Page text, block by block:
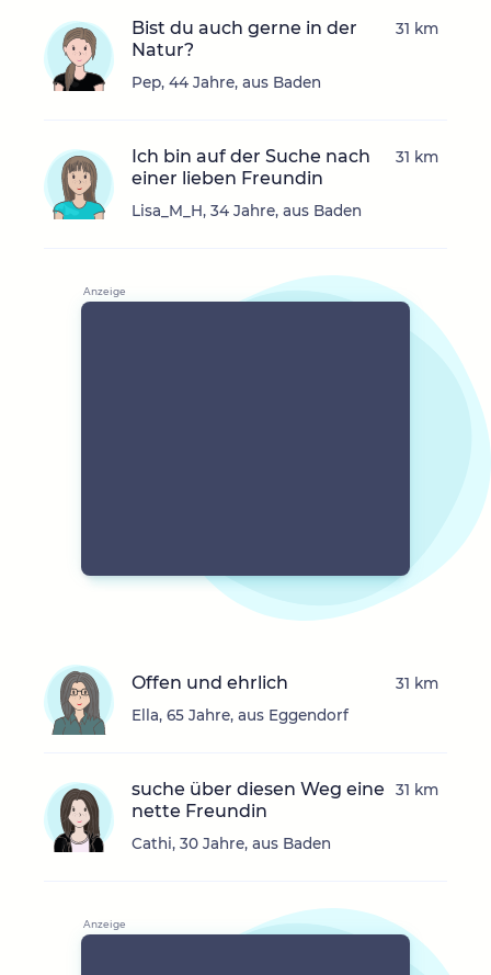
Bist du auch gerne in der
Natur?
Pep, 44 Jahre, aus Baden
31 km
Ich bin auf der Suche nach
einer lieben Freundin
Lisa_M_H, 34 Jahre, aus Baden
31 km
Offen und ehrlich
Ella, 65 Jahre, aus Eggendorf
31 km
suche über diesen Weg eine
nette Freundin
Cathi, 30 Jahre, aus Baden
31 km